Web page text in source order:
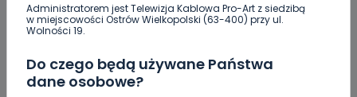
Administratorem jest Telewizja Kablowa Pro-Art z siedzibą
w miejscowości Ostrów Wielkopolski (63-400) przy ul.
Wolności 19.
Do czego będą używane Państwa
dane osobowe?
Ostrów Wielkopolski sprzęt dla szpitala